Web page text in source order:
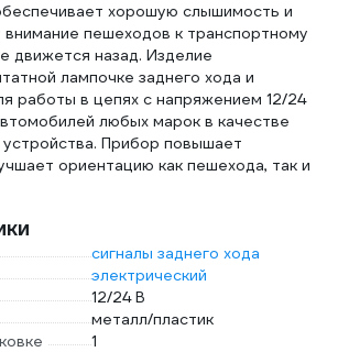
хорошую слышимость и
внимание пешеходов к транспортному
движется назад. Изделие
лампочке заднего хода и
работы в цепях с напряжением 12/24
любых марок в качестве
Прибор повышает
ориентацию как пешехода, так и
сигналы заднего хода
электрический
12/24 В
металл/пластик
1